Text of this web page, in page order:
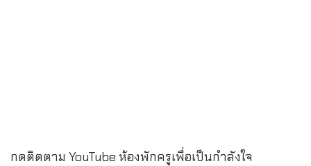
กดติดตาม YouTube ห้องพักครูเพื่อเป็นกำลังใจ